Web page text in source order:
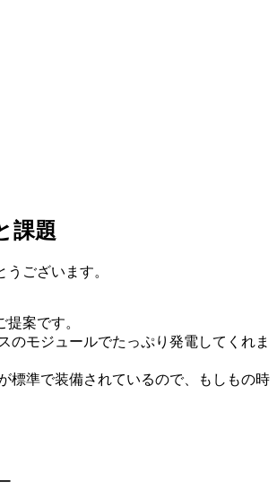
課題
ございます。
提案です。
のモジュールでたっぷり発電してくれま
標準で装備されているので、もしもの時